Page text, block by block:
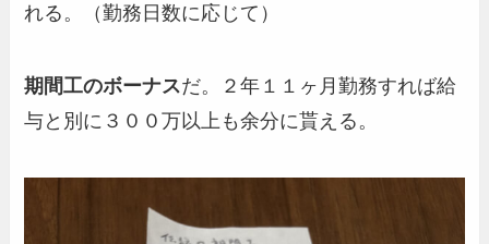
れる。（勤務日数に応じて）
期間工のボーナスだ。２年１１ヶ月勤務すれば給
与と別に３００万以上も余分に貰える。